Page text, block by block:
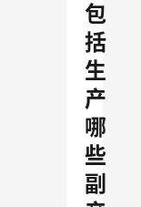
包
括
生
产
哪
些
副